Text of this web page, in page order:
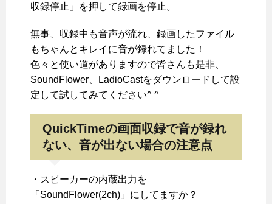
収録停止」を押して録画を停止。
無事、収録中も音声が流れ、録画したファイル
もちゃんとキレイに音が録れてました！
色々と使い道がありますので皆さんも是非、
SoundFlower、LadioCastをダウンロードして設
定して試してみてください^ ^
QuickTimeの画面収録で音が録れ
ない、音が出ない場合の注意点
・スピーカーの内蔵出力を
「SoundFlower(2ch)」にしてますか？